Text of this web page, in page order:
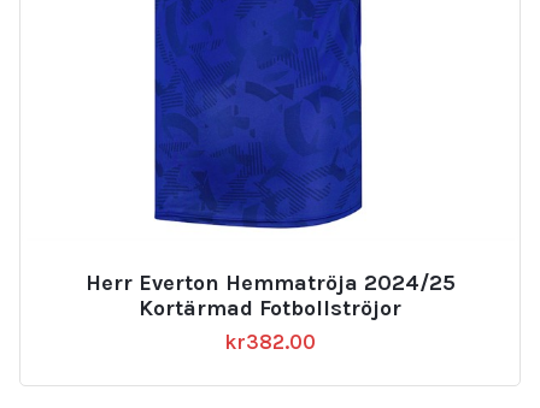
Herr Everton Hemmatröja 2024/25
Kortärmad Fotbollströjor
kr382.00